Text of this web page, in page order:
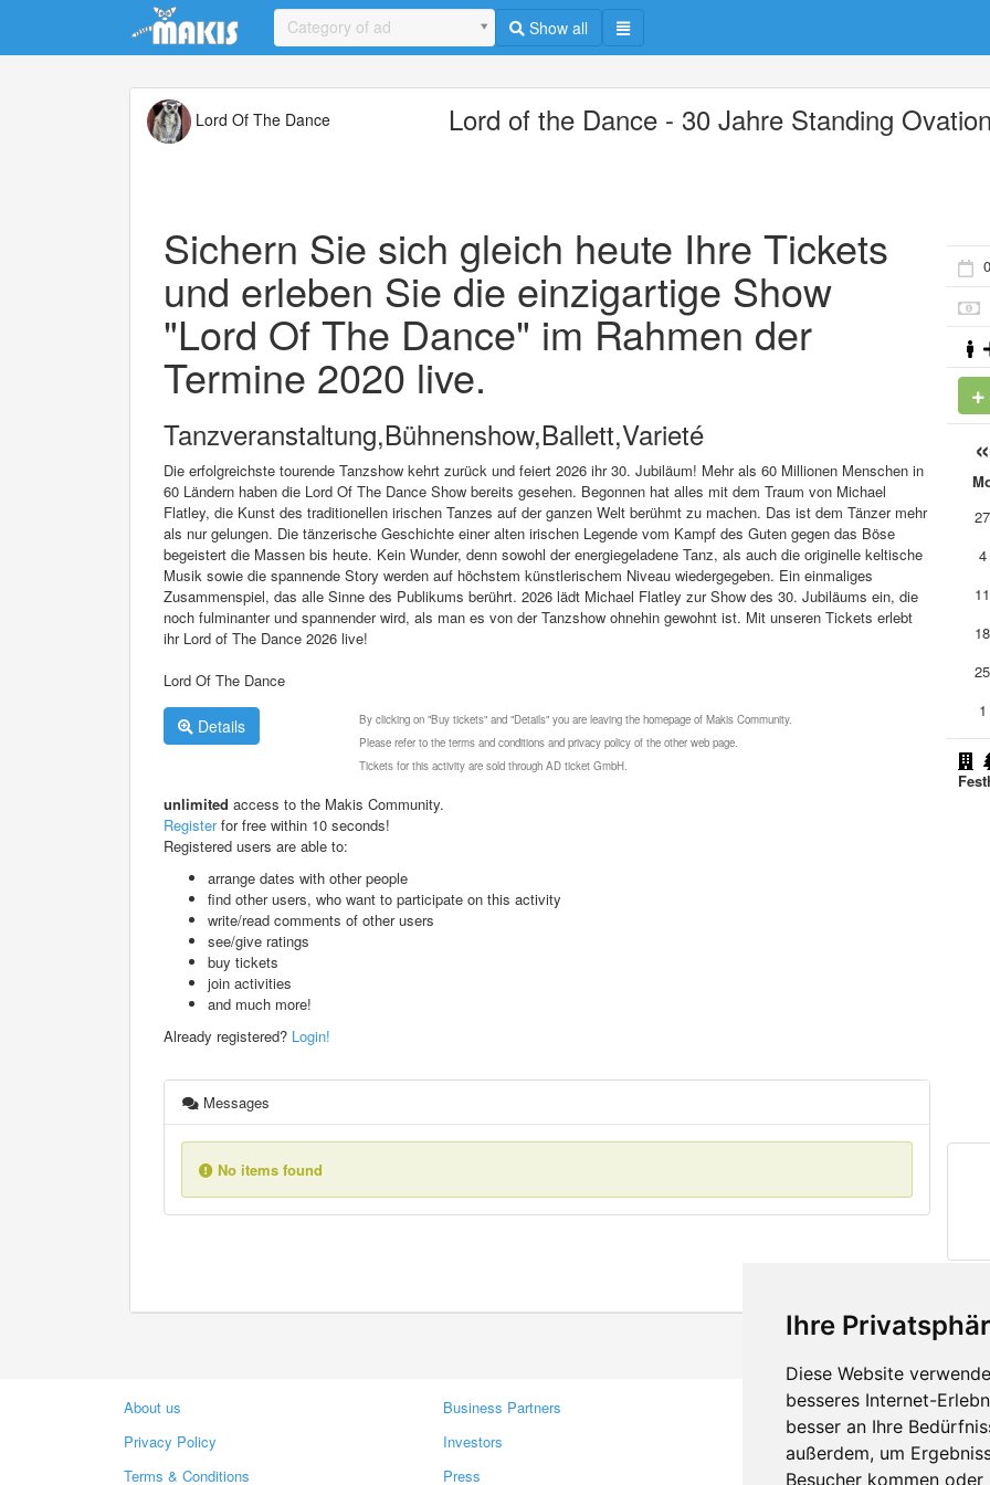
Ihre
Diese Website
besseres Internet-
besser an Ihre
außerdem, um
Besucher kommen
Update cookies preferences
Category of ad Show all
Lord Of The Dance Lord of the Dance - 30 Jahre Standing
Sichern Sie sich gleich heute Ihre Tickets
und erleben Sie die einzigartige Show
"Lord Of The Dance" im Rahmen der
Termine 2020 live.
Tanzveranstaltung,Bühnenshow,Ballett,Varieté
Die erfolgreichste tourende Tanzshow kehrt zurück und feiert 2026 ihr 30. Jubiläum! Mehr als 60 Millionen Menschen in
60 Ländern haben die Lord Of The Dance Show bereits gesehen. Begonnen hat alles mit dem Traum von Michael
Flatley, die Kunst des traditionellen irischen Tanzes auf der ganzen Welt berühmt zu machen. Das ist dem Tänzer mehr
als nur gelungen. Die tänzerische Geschichte einer alten irischen Legende vom Kampf des Guten gegen das Böse
begeistert die Massen bis heute. Kein Wunder, denn sowohl der energiegeladene Tanz, als auch die originelle keltische
Musik sowie die spannende Story werden auf höchstem künstlerischem Niveau wiedergegeben. Ein einmaliges
Zusammenspiel, das alle Sinne des Publikums berührt. 2026 lädt Michael Flatley zur Show des 30. Jubiläums ein, die
noch fulminanter und spannender wird, als man es von der Tanzshow ohnehin gewohnt ist. Mit unseren Tickets erlebt
ihr Lord of The Dance 2026 live!
Lord Of The Dance
Details
By clicking on "Buy tickets" and "Details" you are leaving the homepage of Makis Community.
Please refer to the terms and conditions and privacy policy of the other web page.
Tickets for this activity are sold through AD ticket GmbH.
unlimited access to the Makis Community.
Registerfor free within 10 seconds!
Registered users are able to:
arrange dates with other people
find other users, who want to participate on this activity
write/read comments of other users
see/give ratings
buy tickets
join activities
and much more!
Already registered? Login!
Messages
No items found
«
27
4
11
18
25
1
About us
Privacy Policy
Terms & Conditions
Business Partners
Investors
Press
Contacts
Feedback
Report A Bug